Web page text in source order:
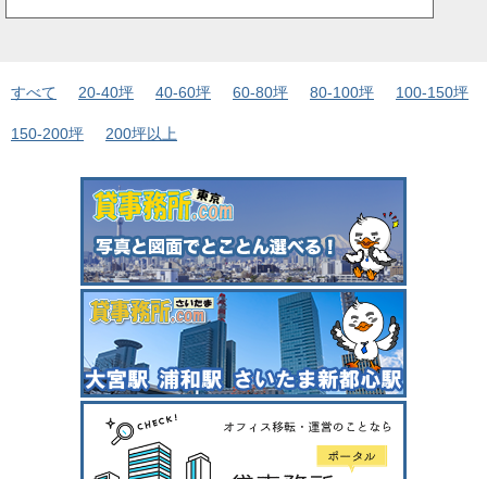
すべて 20-40坪 40-60坪 60-80坪 80-100坪 100-150坪
150-200坪 200坪以上